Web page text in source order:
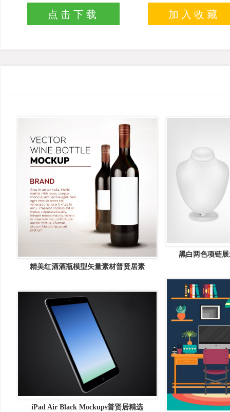
点击下载 加入收藏
精美红酒酒瓶模型矢量素材普贤居素
黑白两色项链
iPad Air Black Mockups普贤居精选